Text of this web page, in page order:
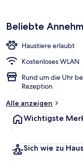
Beliebte
Haustiere erlaubt
Kostenloses WLAN
Rund um die Uhr
Rezeption
Alle anzeigen
Wichtigste
Sich wie zu